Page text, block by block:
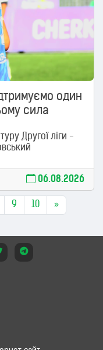
один
сила
Другої ліги -
06.08.2026
9 10 »